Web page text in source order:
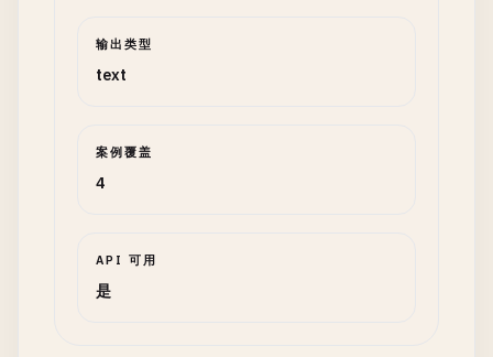
输出类型
text
案例覆盖
4
API 可用
是